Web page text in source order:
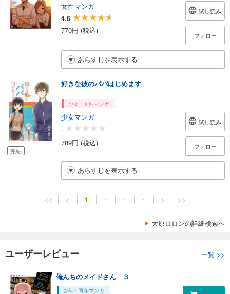
女性マンガ
4.6
770円 (税込)
試し読み
フォロー
あらすじを表示する
完結
好きな彼のパパはじめます
少女・女性マンガ
少女マンガ
-
789円 (税込)
試し読み
フォロー
あらすじを表示する
<< < 1 ・ ・ ・ > >>
大原ロロンの詳細検索へ
ユーザーレビュー 一覧 >>
俺んちのメイドさん ３
少年・青年マンガ